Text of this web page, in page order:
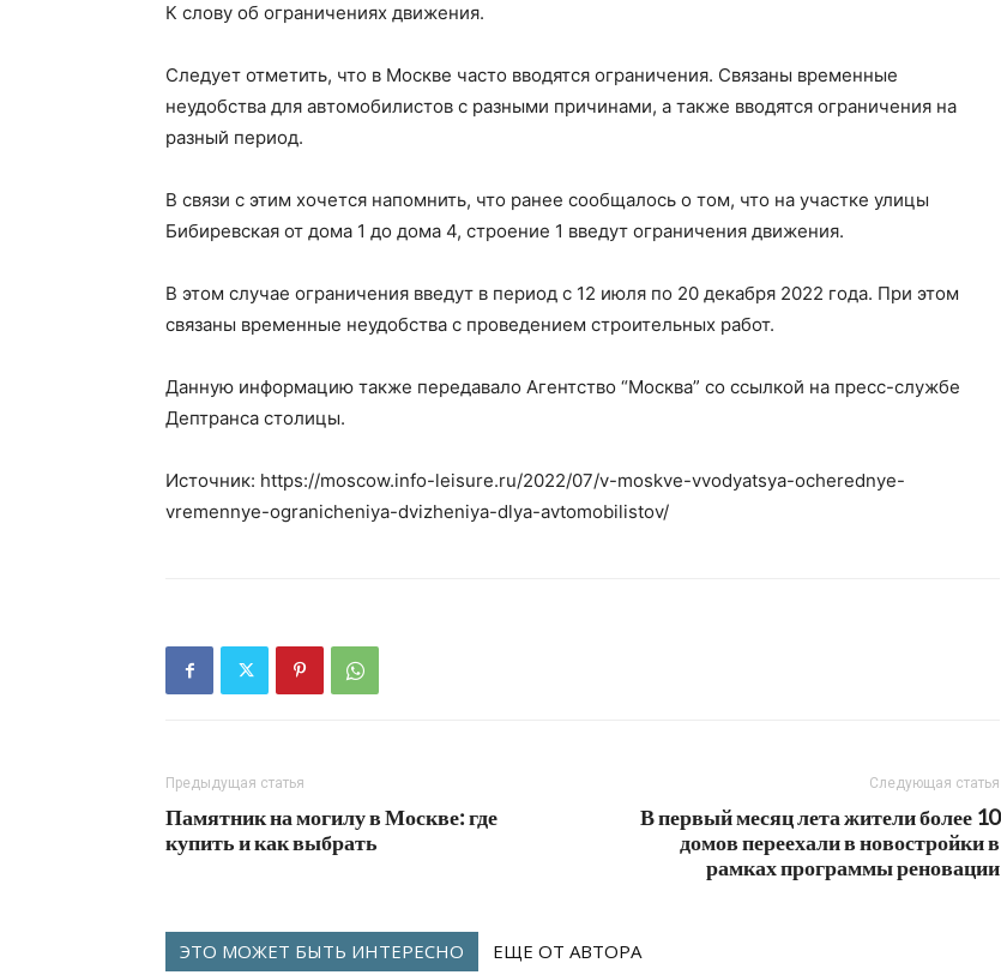
К слову об ограничениях движения.
Следует отметить, что в Москве часто вводятся ограничения. Связаны временные
неудобства для автомобилистов с разными причинами, а также вводятся ограничения на
разный период.
В связи с этим хочется напомнить, что ранее сообщалось о том, что на участке улицы
Бибиревская от дома 1 до дома 4, строение 1 введут ограничения движения.
В этом случае ограничения введут в период с 12 июля по 20 декабря 2022 года. При этом
связаны временные неудобства с проведением строительных работ.
Данную информацию также передавало Агентство “Москва” со ссылкой на пресс-службе
Дептранса столицы.
Источник: https://moscow.info-leisure.ru/2022/07/v-moskve-vvodyatsya-ocherednye-
vremennye-ogranicheniya-dvizheniya-dlya-avtomobilistov/
Предыдущая статья
Памятник на могилу в Москве: где
купить и как выбрать
Следующая статья
В первый месяц лета жители более 10
домов переехали в новостройки в
рамках программы реновации
ЭТО МОЖЕТ БЫТЬ ИНТЕРЕСНО ЕЩЕ ОТ АВТОРА